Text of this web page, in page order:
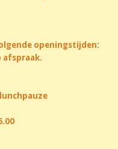
openingstijden:
afspraak.